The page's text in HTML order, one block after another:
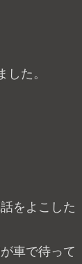
た。
をよこした
車で待って